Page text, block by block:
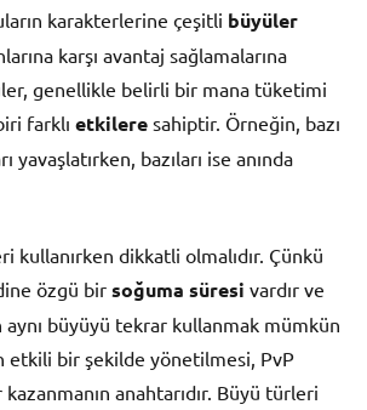
karakterlerine çeşitli büyüler
karşı avantaj sağlamalarına
genellikle belirli bir mana tüketimi
farklı etkilere sahiptir. Örneğin, bazı
yavaşlatırken, bazıları ise anında
kullanırken dikkatli olmalıdır. Çünkü
özgü bir soğuma süresi vardır ve
aynı büyüyü tekrar kullanmak mümkün
etkili bir şekilde yönetilmesi, PvP
anahtarıdır. Büyü türleri